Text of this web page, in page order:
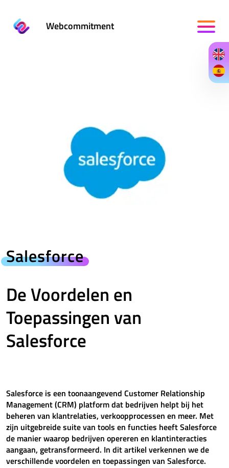
Webcommitment
Salesforce
De Voordelen en
Toepassingen van
Salesforce
Salesforce is een toonaangevend Customer Relationship
Management (CRM) platform dat bedrijven helpt bij het
beheren van klantrelaties, verkoopprocessen en meer. Met
zijn uitgebreide suite van tools en functies heeft Salesforce
de manier waarop bedrijven opereren en klantinteracties
aangaan, getransformeerd. In dit artikel verkennen we de
verschillende voordelen en toepassingen van Salesforce.